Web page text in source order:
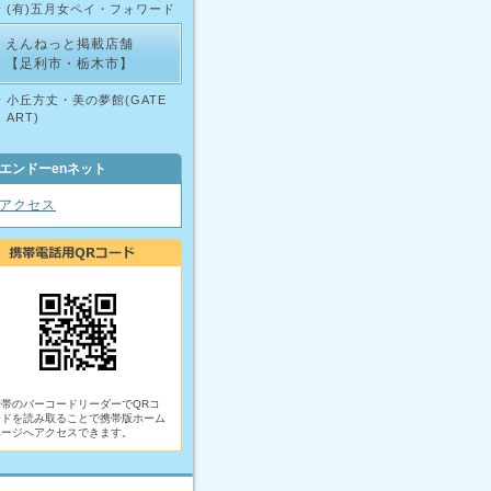
(有)五月女ペイ・フォワード
えんねっと掲載店舗
【足利市・栃木市】
小丘方丈・美の夢館(GATE
ART)
ンドーenネット
アクセス
のバーコードリーダーでQRコ
を読み取ることで携帯版ホーム
ジへアクセスできます。